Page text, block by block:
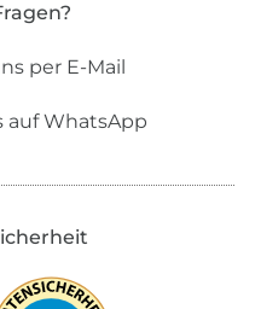
per E-Mail
auf WhatsApp